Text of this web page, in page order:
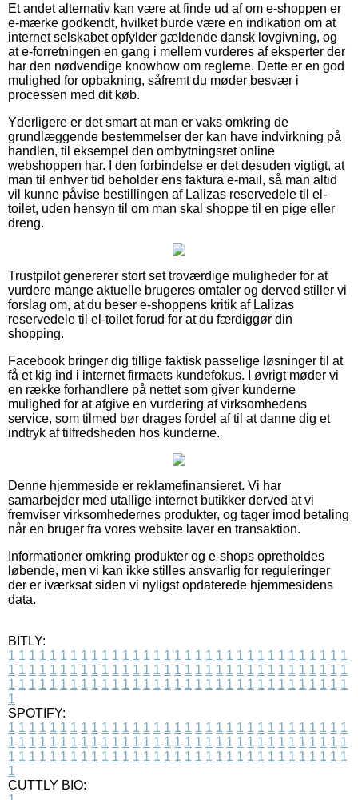
Et andet alternativ kan være at finde ud af om e-shoppen er
e-mærke godkendt, hvilket burde være en indikation om at
internet selskabet opfylder gældende dansk lovgivning, og
at e-forretningen en gang i mellem vurderes af eksperter der
har den nødvendige knowhow om reglerne. Dette er en god
mulighed for opbakning, såfremt du møder besvær i
processen med dit køb.
Yderligere er det smart at man er vaks omkring de
grundlæggende bestemmelser der kan have indvirkning på
handlen, til eksempel den ombytningsret online
webshoppen har. I den forbindelse er det desuden vigtigt, at
man til enhver tid beholder ens faktura e-mail, så man altid
vil kunne påvise bestillingen af Lalizas reservedele til el-
toilet, uden hensyn til om man skal shoppe til en pige eller
dreng.
Trustpilot genererer stort set troværdige muligheder for at
vurdere mange aktuelle brugeres omtaler og derved stiller vi
forslag om, at du beser e-shoppens kritik af Lalizas
reservedele til el-toilet forud for at du færdiggør din
shopping.
Facebook bringer dig tillige faktisk passelige løsninger til at
få et kig ind i internet firmaets kundefokus. I øvrigt møder vi
en række forhandlere på nettet som giver kunderne
mulighed for at afgive en vurdering af virksomhedens
service, som tilmed bør drages fordel af til at danne dig et
indtryk af tilfredsheden hos kunderne.
Denne hjemmeside er reklamefinansieret. Vi har
samarbejder med utallige internet butikker derved at vi
fremviser virksomhedernes produkter, og tager imod betaling
når en bruger fra vores website laver en transaktion.
Informationer omkring produkter og e-shops opretholdes
løbende, men vi kan ikke stilles ansvarlig for reguleringer
der er iværksat siden vi nyligst opdaterede hjemmesidens
data.
BITLY:
1 1 1 1 1 1 1 1 1 1 1 1 1 1 1 1 1 1 1 1 1 1 1 1 1 1 1 1 1 1 1 1 1
1 1 1 1 1 1 1 1 1 1 1 1 1 1 1 1 1 1 1 1 1 1 1 1 1 1 1 1 1 1 1 1 1
1 1 1 1 1 1 1 1 1 1 1 1 1 1 1 1 1 1 1 1 1 1 1 1 1 1 1 1 1 1 1 1 1
1
SPOTIFY:
1 1 1 1 1 1 1 1 1 1 1 1 1 1 1 1 1 1 1 1 1 1 1 1 1 1 1 1 1 1 1 1 1
1 1 1 1 1 1 1 1 1 1 1 1 1 1 1 1 1 1 1 1 1 1 1 1 1 1 1 1 1 1 1 1 1
1 1 1 1 1 1 1 1 1 1 1 1 1 1 1 1 1 1 1 1 1 1 1 1 1 1 1 1 1 1 1 1 1
1
CUTTLY BIO: